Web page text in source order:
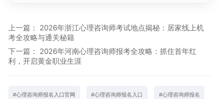
上一篇： 2026年浙江心理咨询师考试地点揭秘：居家线上机
考全攻略与通关秘籍
下一篇： 2026年河南心理咨询师报考全攻略：抓住首年红
利，开启黄金职业生涯
#心理咨询师报名入口官网 #心理咨询师报名入口 #心理咨询师报名